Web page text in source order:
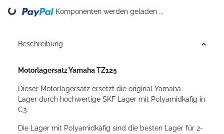
Loading... Komponenten werden geladen ...
Beschreibung
Motorlagersatz Yamaha TZ125
Dieser Motorlagersatz ersetzt die original Yamaha
Lager durch hochwertige SKF Lager mit Polyamidkäfig in
C3.
Die Lager mit Polyamidkäfig sind die besten Lager für 2-